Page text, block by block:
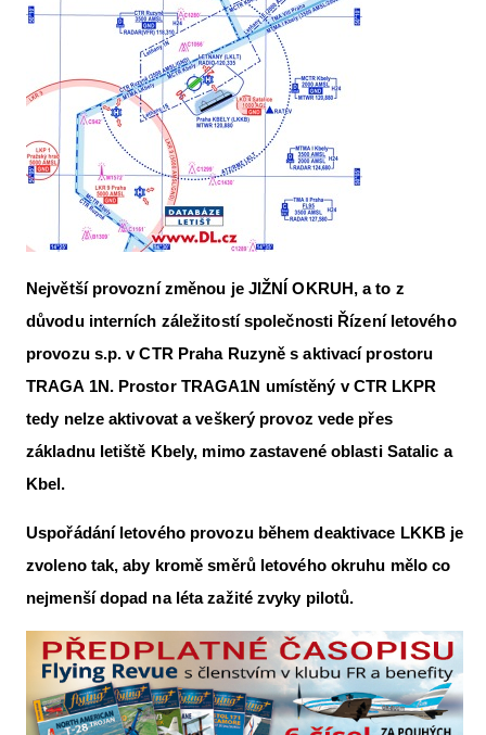
Největší provozní změnou je JIŽNÍ OKRUH, a to z
důvodu interních záležitostí společnosti Řízení letového
provozu s.p. v CTR Praha Ruzyně s aktivací prostoru
TRAGA 1N. Prostor TRAGA1N umístěný v CTR LKPR
tedy nelze aktivovat a veškerý provoz vede přes
základnu letiště Kbely, mimo zastavené oblasti Satalic a
Kbel.
Uspořádání letového provozu během deaktivace LKKB je
zvoleno tak, aby kromě směrů letového okruhu mělo co
nejmenší dopad na léta zažité zvyky pilotů.